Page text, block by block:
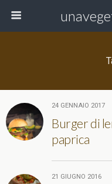
24 GENNAIO 2017
Burger di
paprica
21 GIUGNO 2016